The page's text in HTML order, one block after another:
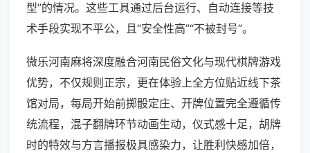
型”的情况。这些工具通过后台运行、自动连接等技
术手段实现不平公，且“安全性高”“不被封号”。
微乐河南麻将深度融合河南民俗文化与现代棋牌游戏
优势，不仅规则正宗，更在体验上全方位贴近线下茶
馆对局，每局开始前掷骰定庄、开牌位置完全遵循传
统流程，混子翻牌环节动画生动，仪式感十足，胡牌
时的特效与方言播报极具感染力，让胜利快感加倍，